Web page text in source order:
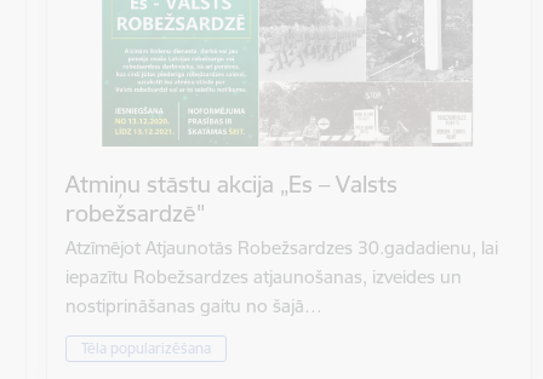
Atmiņu stāstu akcija „Es – Valsts
robežsardzē"
Atzīmējot Atjaunotās Robežsardzes 30.gadadienu, lai
iepazītu Robežsardzes atjaunošanas, izveides un
nostiprināšanas gaitu no šajā…
Tēla popularizēšana